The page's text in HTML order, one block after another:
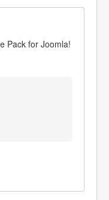
Pack for Joomla!